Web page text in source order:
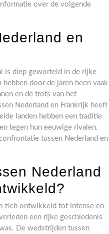
over de volgende
en
is diep geworteld in de rijke
door de jaren heen vaak
en de trots van het
Nederland en Frankrijk heeft
landen hebben een traditie
tegen hun eeuwige rivalen.
tussen Nederland en
Nederland
zich ontwikkeld tot intense en
een rijke geschiedenis
De wedstrijden tussen